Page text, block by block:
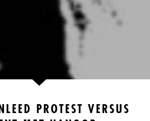
PROTEST VERSUS